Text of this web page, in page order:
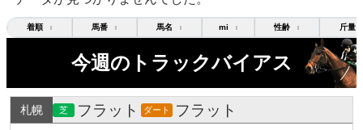
着順 ↕ 馬番 ↕ 馬名 ↕ mi ↕ 性齢 ↕ 斤量
今週のトラックバイアス
札幌 芝 フラット ダート フラット